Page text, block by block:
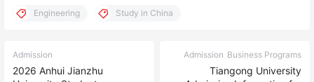
Engineering Study in China
Admission
2026 Anhui Jianzhu
Admission Business Programs
Tiangong University